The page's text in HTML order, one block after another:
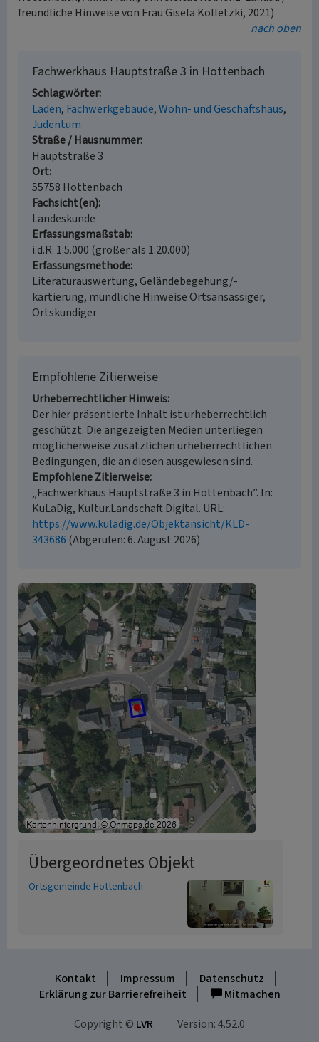
freundliche Hinweise von Frau Gisela Kolletzki, 2021)
nach oben
Fachwerkhaus Hauptstraße 3 in Hottenbach
Schlagwörter
Laden Fachwerkgebäude Wohn- und Geschäftshaus
Judentum
Straße / Hausnummer
Hauptstraße 3
Ort
55758 Hottenbach
Fachsicht(en)
Landeskunde
Erfassungsmaßstab
i.d.R. 1:5.000 (größer als 1:20.000)
Erfassungsmethode
Literaturauswertung, Geländebegehung/-
kartierung, mündliche Hinweise Ortsansässiger,
Ortskundiger
Empfohlene Zitierweise
Urheberrechtlicher Hinweis
Der hier präsentierte Inhalt ist urheberrechtlich
geschützt. Die angezeigten Medien unterliegen
möglicherweise zusätzlichen urheberrechtlichen
Bedingungen, die an diesen ausgewiesen sind.
Empfohlene Zitierweise
„Fachwerkhaus Hauptstraße 3 in Hottenbach”. In:
KuLaDig, Kultur.Landschaft.Digital. URL:
https://www.kuladig.de/Objektansicht/KLD-
343686 (Abgerufen: 6. August 2026)
Übergeordnetes Objekt
Ortsgemeinde Hottenbach
Kontakt Impressum
Datenschutz
Erklärung zur Barrierefreiheit
Mitmachen
Copyright © LVR Version: 4.52.0